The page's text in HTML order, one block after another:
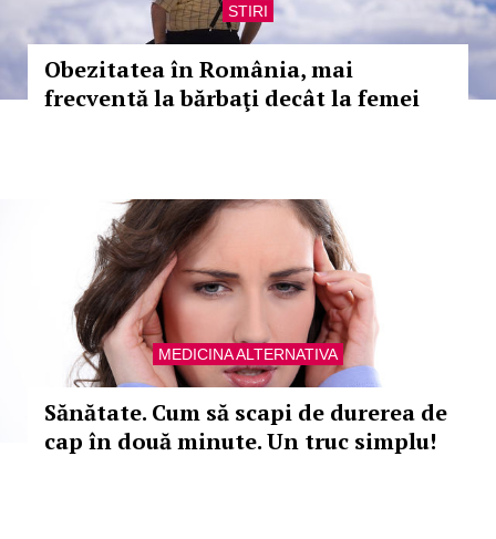
STIRI
Obezitatea în România, mai
frecventă la bărbaţi decât la femei
MEDICINA ALTERNATIVA
Sănătate. Cum să scapi de durerea de
cap în două minute. Un truc simplu!